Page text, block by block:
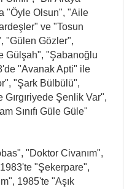
"Öyle Olsun", "Aile
ve "Tosun
"Gülen Gözler",
Gülşah", "Şabanoğlu
"Avanak Apti" ile
"Şark Bülbülü",
Şenlik Var",
Sınıfı Güle Güle"
"Doktor Civanım",
"Şekerpare",
1985'te "Aşık